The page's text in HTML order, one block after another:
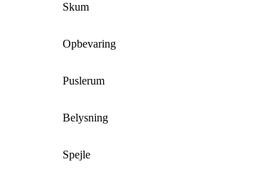
Skum
Opbevaring
Puslerum
Belysning
Spejle